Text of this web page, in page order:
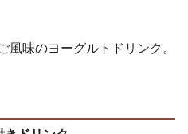
風味のヨーグルトドリンク。